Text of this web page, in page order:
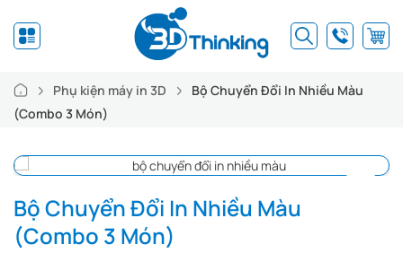
Phụ kiện máy in 3D
Bộ Chuyển Đổi In Nhiều Màu
(Combo 3 Món)
Bộ Chuyển Đổi In Nhiều Màu
(Combo 3 Món)